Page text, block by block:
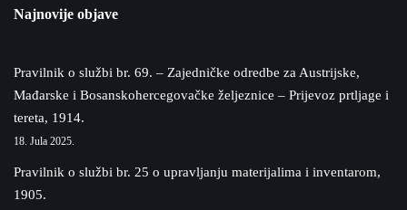
Najnovije objave
Pravilnik o službi br. 69. – Zajedničke odredbe za Austrijske,
Mađarske i Bosanskohercegovačke željeznice – Prijevoz prtljage i
tereta, 1914.
18. Jula 2025.
Pravilnik o službi br. 25 o upravljanju materijalima i inventarom,
1905.